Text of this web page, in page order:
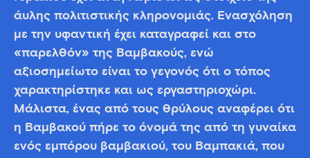
άυλης πολιτιστικής κληρονομιάς. Ενασχόληση
με την υφαντική έχει καταγραφεί και στο
«παρελθόν» της Βαμβακούς, ενώ
αξιοσημείωτο είναι το γεγονός ότι ο τόπος
χαρακτηρίστηκε και ως εργαστηριοχώρι.
Μάλιστα, ένας από τους θρύλους αναφέρει ότι
η Βαμβακού πήρε το όνομά της από τη γυναίκα
ενός εμπόρου βαμβακιού, του Βαμπακιά, που